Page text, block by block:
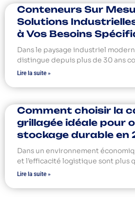
Conteneurs Sur
Solutions
à Vos Besoins
Dans le paysage industriel
distingue depuis plus de 30 ans
Lire la suite »
Comment choisir la
grillagée idéale pour
stockage durable en
Dans un environnement
et l’efficacité logistique sont plus
Lire la suite »